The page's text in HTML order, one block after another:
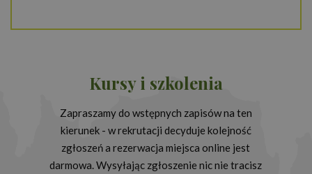
Kursy i szkolenia
Zapraszamy do wstępnych zapisów na ten
kierunek - w rekrutacji decyduje kolejność
zgłoszeń a rezerwacja miejsca online jest
darmowa. Wysyłając zgłoszenie nic nie tracisz